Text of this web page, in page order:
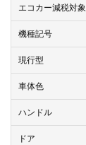
エコカー減税対象
機種記号
現行型
車体色
ハンドル
ドア